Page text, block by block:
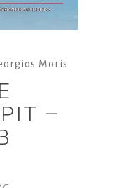
Moris
–